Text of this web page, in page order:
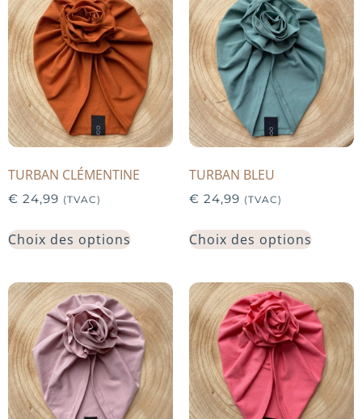
TURBAN CLÉMENTINE
€ 24,99 (TVAC)
Choix des options
TURBAN BLEU
€ 24,99 (TVAC)
Choix des options